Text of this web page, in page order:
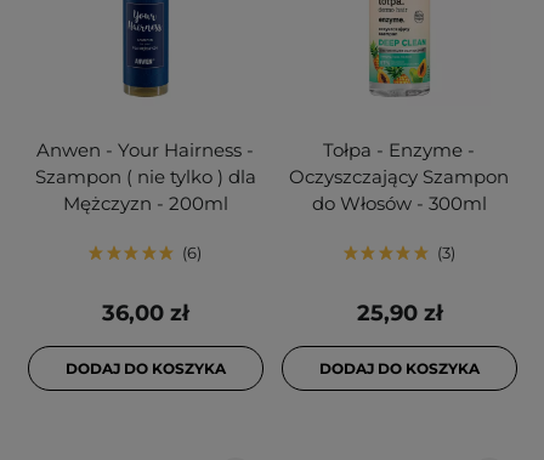
Anwen - Your Hairness -
Szampon ( nie tylko ) dla
Mężczyzn - 200ml
6
36,00 zł
DODAJ DO KOSZYKA
Tołpa - Enzyme -
Oczyszczający Szampon
do Włosów - 300ml
3
25,90 zł
DODAJ DO KOSZYKA